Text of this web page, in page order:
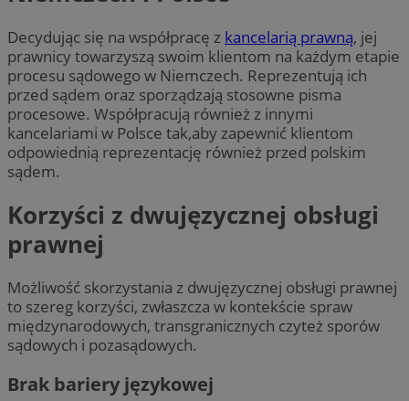
Decydując się na współpracę z kancelarią prawną, jej
prawnicy towarzyszą swoim klientom na każdym etapie
procesu sądowego w Niemczech. Reprezentują ich
przed sądem oraz sporządzają stosowne pisma
procesowe. Współpracują również z innymi
kancelariami w Polsce tak,aby zapewnić klientom
odpowiednią reprezentację również przed polskim
sądem.
Korzyści z dwujęzycznej obsługi
prawnej
Możliwość skorzystania z dwujęzycznej obsługi prawnej
to szereg korzyści, zwłaszcza w kontekście spraw
międzynarodowych, transgranicznych czyteż sporów
sądowych i pozasądowych.
Brak bariery językowej